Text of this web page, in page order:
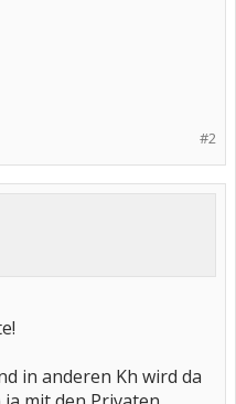
#2
in anderen Kh wird da